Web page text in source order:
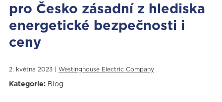
pro Česko zásadní z hlediska
energetické bezpečnosti i
ceny
2. května 2023 | Westinghouse Electric Company
Kategorie: Blog